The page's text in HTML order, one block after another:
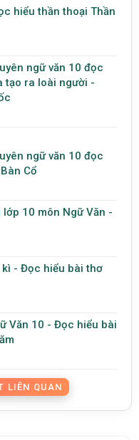
hiểu thần thoại Thần
ngữ văn 10 đọc
tạo ra loài người -
ngữ văn 10 đọc
Cổ
10 môn Ngữ Văn -
- Đọc hiểu bài thơ
Văn 10 - Đọc hiểu bài
LIÊN QUAN